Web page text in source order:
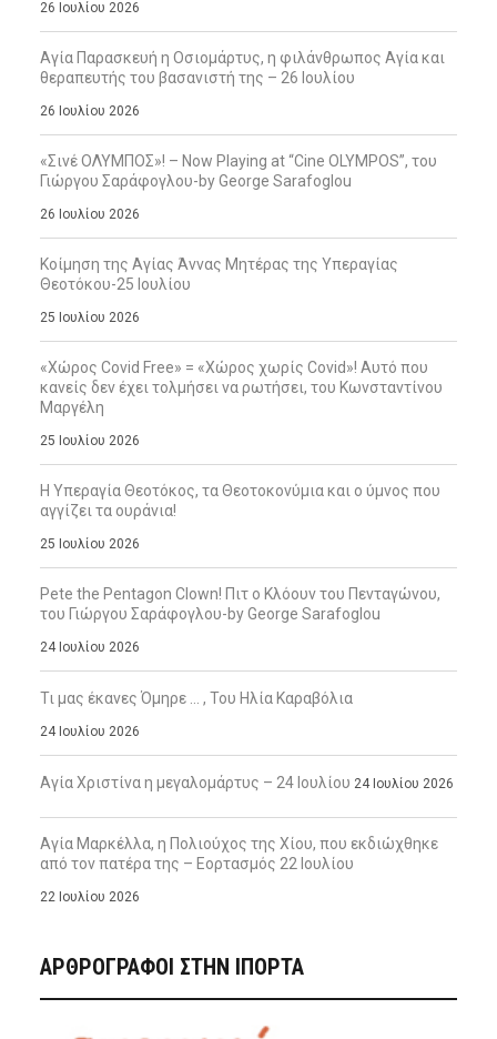
26 Ιουλίου 2026
Αγία Παρασκευή η Οσιομάρτυς, η φιλάνθρωπος Αγία και
θεραπευτής του βασανιστή της – 26 Ιουλίου
26 Ιουλίου 2026
«Σινέ ΟΛΥΜΠΟΣ»! – Now Playing at “Cine OLYMPOS”, του
Γιώργου Σαράφογλου-by George Sarafoglou
26 Ιουλίου 2026
Κοίμηση της Αγίας Άννας Μητέρας της Υπεραγίας
Θεοτόκου-25 Ιουλίου
25 Ιουλίου 2026
«Χώρος Covid Free» = «Χώρος χωρίς Covid»! Αυτό που
κανείς δεν έχει τολμήσει να ρωτήσει, του Κωνσταντίνου
Μαργέλη
25 Ιουλίου 2026
Η Υπεραγία Θεοτόκος, τα Θεοτοκονύμια και ο ύμνος που
αγγίζει τα ουράνια!
25 Ιουλίου 2026
Pete the Pentagon Clown! Πιτ ο Κλόουν του Πενταγώνου,
του Γιώργου Σαράφογλου-by George Sarafoglou
24 Ιουλίου 2026
Τι μας έκανες Όμηρε … , Του Ηλία Καραβόλια
24 Ιουλίου 2026
Αγία Χριστίνα η μεγαλομάρτυς – 24 Ιουλίου 24 Ιουλίου 2026
Αγία Μαρκέλλα, η Πολιούχος της Χίου, που εκδιώχθηκε
από τον πατέρα της – Εορτασμός 22 Ιουλίου
22 Ιουλίου 2026
ΑΡΘΡΟΓΡΑΦΟΙ ΣΤΗΝ IΠΟΡΤΑ